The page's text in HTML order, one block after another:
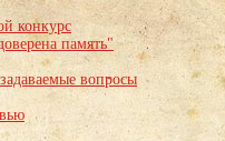
конкурс
память"
вопросы